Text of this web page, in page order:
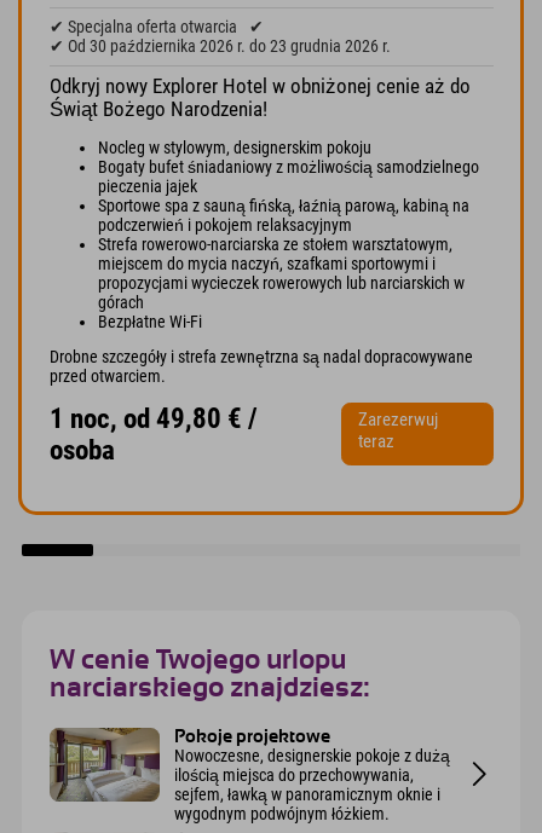
✔ Specjalna oferta otwarcia
✔
✔ Od 30 października 2026 r. do 23 grudnia 2026 r.
Odkryj nowy Explorer Hotel w obniżonej cenie aż do
Świąt Bożego Narodzenia!
Nocleg w stylowym, designerskim pokoju
Bogaty bufet śniadaniowy z możliwością samodzielnego
pieczenia jajek
Sportowe spa z sauną fińską, łaźnią parową, kabiną na
podczerwień i pokojem relaksacyjnym
Strefa rowerowo-narciarska ze stołem warsztatowym,
miejscem do mycia naczyń, szafkami sportowymi i
propozycjami wycieczek rowerowych lub narciarskich w
górach
Bezpłatne Wi-Fi
Drobne szczegóły i strefa zewnętrzna są nadal dopracowywane
przed otwarciem.
1 noc, od 49,80 € /
osoba
Zarezerwuj
teraz
W cenie Twojego urlopu
narciarskiego znajdziesz:
Pokoje projektowe
Nowoczesne, designerskie pokoje z dużą
ilością miejsca do przechowywania,
sejfem, ławką w panoramicznym oknie i
wygodnym podwójnym łóżkiem.